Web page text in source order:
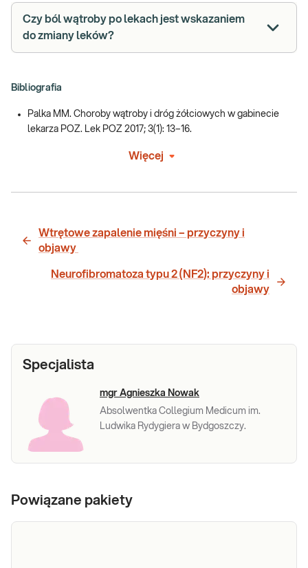
Czy ból wątroby po lekach jest wskazaniem
do zmiany leków?
Bibliografia
Palka MM. Choroby wątroby i dróg żółciowych w gabinecie
lekarza POZ. Lek POZ 2017; 3(1): 13–16.
Więcej
Wtrętowe zapalenie mięśni – przyczyny i
objawy
Neurofibromatoza typu 2 (NF2): przyczyny i
objawy
Specjalista
mgr Agnieszka Nowak
Absolwentka Collegium Medicum im.
Ludwika Rydygiera w Bydgoszczy.
Powiązane pakiety